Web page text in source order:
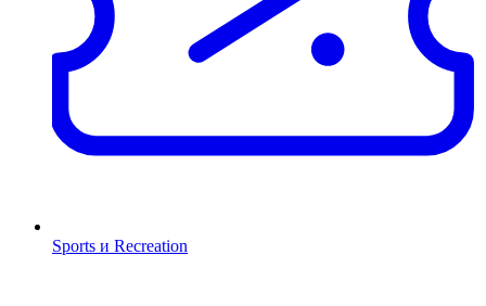
Sports и Recreation